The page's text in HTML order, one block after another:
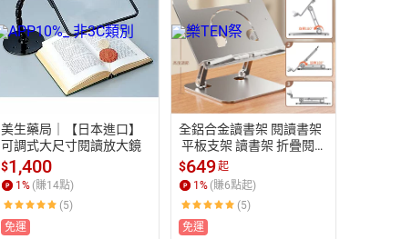
美生藥局｜【日本進口】
可調式大尺寸閱讀放大鏡
$1,400
1% (賺14點)
(5)
免運
全鋁合金讀書架 閱讀書架
平板支架 讀書架 折疊閱讀
架 筆電支架 閱讀書架 夾書
器 樂譜架 食譜架 閱讀架
交換禮物 推薦 聖誕禮物推
薦 尾牙禮品推薦
$649起
1 % (賺6點起)
(5)
免運